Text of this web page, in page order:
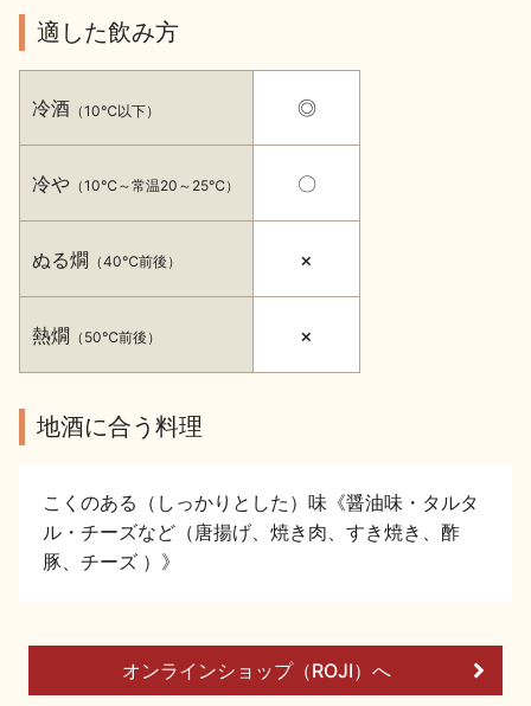
イベント情報TOP 新商品・おすすめ商品
季節の商品 イベント情報
地酒蔵元会WEB展示会
美味しい地酒の選び方
地酒蔵元会とは
適した飲み方
冷酒 （10℃以下）
冷や （10℃～常温20～25℃）
ぬる燗 （40℃前後）
熱燗 （50℃前後）
◎
〇
×
×
地酒に合う料理
こくのある（しっかりとした）味《醤油味・タルタ
ル・チーズなど（唐揚げ、焼き肉、すき焼き、酢
豚、チーズ ）》
オンラインショップ（ROJI）へ